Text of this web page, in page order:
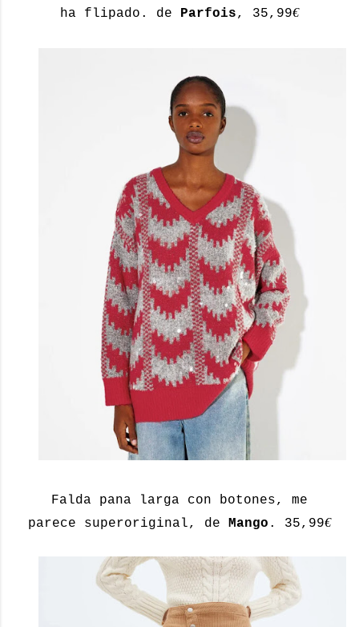
ha flipado. de Parfois, 35,99€
Falda pana larga con botones, me
parece superoriginal, de Mango . 35,99€